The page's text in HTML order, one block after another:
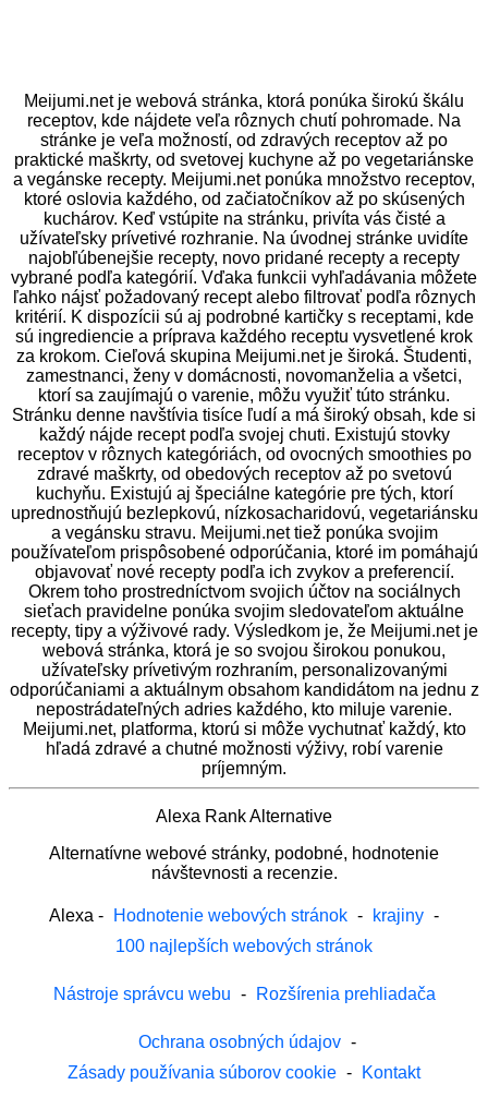
Meijumi.net je webová stránka, ktorá ponúka širokú škálu
receptov, kde nájdete veľa rôznych chutí pohromade. Na
stránke je veľa možností, od zdravých receptov až po
praktické maškrty, od svetovej kuchyne až po vegetariánske
a vegánske recepty. Meijumi.net ponúka množstvo receptov,
ktoré oslovia každého, od začiatočníkov až po skúsených
kuchárov. Keď vstúpite na stránku, privíta vás čisté a
užívateľsky prívetivé rozhranie. Na úvodnej stránke uvidíte
najobľúbenejšie recepty, novo pridané recepty a recepty
vybrané podľa kategórií. Vďaka funkcii vyhľadávania môžete
ľahko nájsť požadovaný recept alebo filtrovať podľa rôznych
kritérií. K dispozícii sú aj podrobné kartičky s receptami, kde
sú ingrediencie a príprava každého receptu vysvetlené krok
za krokom. Cieľová skupina Meijumi.net je široká. Študenti,
zamestnanci, ženy v domácnosti, novomanželia a všetci,
ktorí sa zaujímajú o varenie, môžu využiť túto stránku.
Stránku denne navštívia tisíce ľudí a má široký obsah, kde si
každý nájde recept podľa svojej chuti. Existujú stovky
receptov v rôznych kategóriách, od ovocných smoothies po
zdravé maškrty, od obedových receptov až po svetovú
kuchyňu. Existujú aj špeciálne kategórie pre tých, ktorí
uprednostňujú bezlepkovú, nízkosacharidovú, vegetariánsku
a vegánsku stravu. Meijumi.net tiež ponúka svojim
používateľom prispôsobené odporúčania, ktoré im pomáhajú
objavovať nové recepty podľa ich zvykov a preferencií.
Okrem toho prostredníctvom svojich účtov na sociálnych
sieťach pravidelne ponúka svojim sledovateľom aktuálne
recepty, tipy a výživové rady. Výsledkom je, že Meijumi.net je
webová stránka, ktorá je so svojou širokou ponukou,
užívateľsky prívetivým rozhraním, personalizovanými
odporúčaniami a aktuálnym obsahom kandidátom na jednu z
nepostrádateľných adries každého, kto miluje varenie.
Meijumi.net, platforma, ktorú si môže vychutnať každý, kto
hľadá zdravé a chutné možnosti výživy, robí varenie
príjemným.
Alexa Rank Alternative
Alternatívne webové stránky, podobné, hodnotenie
návštevnosti a recenzie.
Alexa - Hodnotenie webových stránok - krajiny -
100 najlepších webových stránok
Nástroje správcu webu - Rozšírenia prehliadača
Ochrana osobných údajov -
Zásady používania súborov cookie - Kontakt